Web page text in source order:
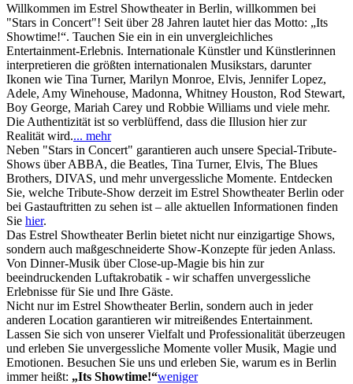
Willkommen im Estrel Showtheater in Berlin, willkommen bei
"Stars in Concert"! Seit über 28 Jahren lautet hier das Motto: „Its
Showtime!“. Tauchen Sie ein in ein unvergleichliches
Entertainment-Erlebnis. Internationale Künstler und Künstlerinnen
interpretieren die größten internationalen Musikstars, darunter
Ikonen wie Tina Turner, Marilyn Monroe, Elvis, Jennifer Lopez,
Adele, Amy Winehouse, Madonna, Whitney Houston, Rod Stewart,
Boy George, Mariah Carey und Robbie Williams und viele mehr.
Die Authentizität ist so verblüffend, dass die Illusion hier zur
Realität wird.... mehr
Neben "Stars in Concert" garantieren auch unsere Special-Tribute-
Shows über ABBA, die Beatles, Tina Turner, Elvis, The Blues
Brothers, DIVAS, und mehr unvergessliche Momente. Entdecken
Sie, welche Tribute-Show derzeit im Estrel Showtheater Berlin oder
bei Gastauftritten zu sehen ist – alle aktuellen Informationen finden
Sie hier.
Das Estrel Showtheater Berlin bietet nicht nur einzigartige Shows,
sondern auch maßgeschneiderte Show-Konzepte für jeden Anlass.
Von Dinner-Musik über Close-up-Magie bis hin zur
beeindruckenden Luftakrobatik - wir schaffen unvergessliche
Erlebnisse für Sie und Ihre Gäste.
Nicht nur im Estrel Showtheater Berlin, sondern auch in jeder
anderen Location garantieren wir mitreißendes Entertainment.
Lassen Sie sich von unserer Vielfalt und Professionalität überzeugen
und erleben Sie unvergessliche Momente voller Musik, Magie und
Emotionen. Besuchen Sie uns und erleben Sie, warum es in Berlin
immer heißt: „Its Showtime!“weniger